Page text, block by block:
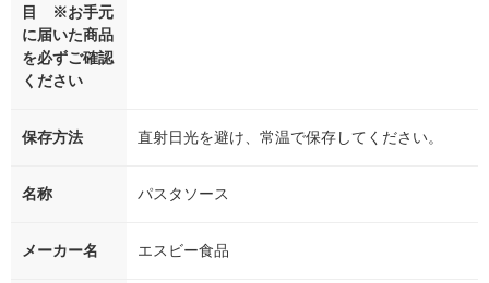
目 ※お手元
に届いた商品
を必ずご確認
ください
保存方法 直射日光を避け、常温で保存してください。
名称 パスタソース
メーカー名 エスビー食品